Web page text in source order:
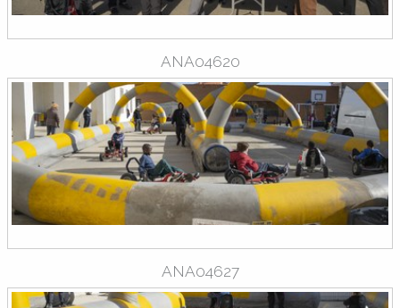
ANA04620
ANA04627